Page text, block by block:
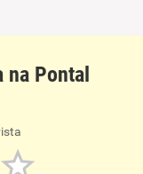
Pontal